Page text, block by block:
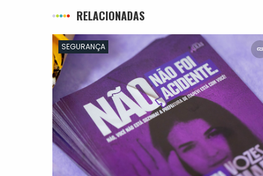
RELACIONADAS
SEGURANÇA